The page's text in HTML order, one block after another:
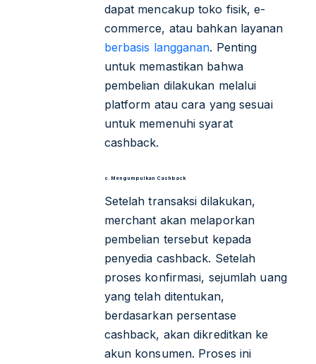
dapat mencakup toko fisik, e-
commerce, atau bahkan layanan
berbasis langganan. Penting
untuk memastikan bahwa
pembelian dilakukan melalui
platform atau cara yang sesuai
untuk memenuhi syarat
cashback.
c. Mengumpulkan Cashback
Setelah transaksi dilakukan,
merchant akan melaporkan
pembelian tersebut kepada
penyedia cashback. Setelah
proses konfirmasi, sejumlah uang
yang telah ditentukan,
berdasarkan persentase
cashback, akan dikreditkan ke
akun konsumen. Proses ini